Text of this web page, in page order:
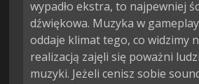
wypadło ekstra, to najpewniej
dźwiękowa. Muzyka w
oddaje klimat tego, co widzimy
realizacją zajęli się poważni
muzyki. Jeżeli cenisz sobie